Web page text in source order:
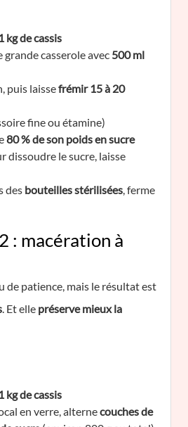
kg de cassis
casserole avec 500 ml
puis laissefrémir 15 à 20
fine ou étamine)
80 % de son poids en sucre
dissoudre le sucre, laisse
des bouteilles stérilisées, ferme
: macération à
de patience, mais le résultat est
. Et elle préserve mieux la
kg de cassis
en verre, alternecouches de